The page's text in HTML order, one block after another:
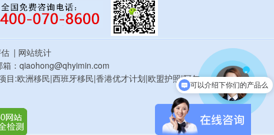
| 网站统计
箱：qiaohong@qhyimin.com
:欧洲移民|西班牙移民|香港优才计划|欧盟护照|阿尔
×
可以介绍下你们的产品么